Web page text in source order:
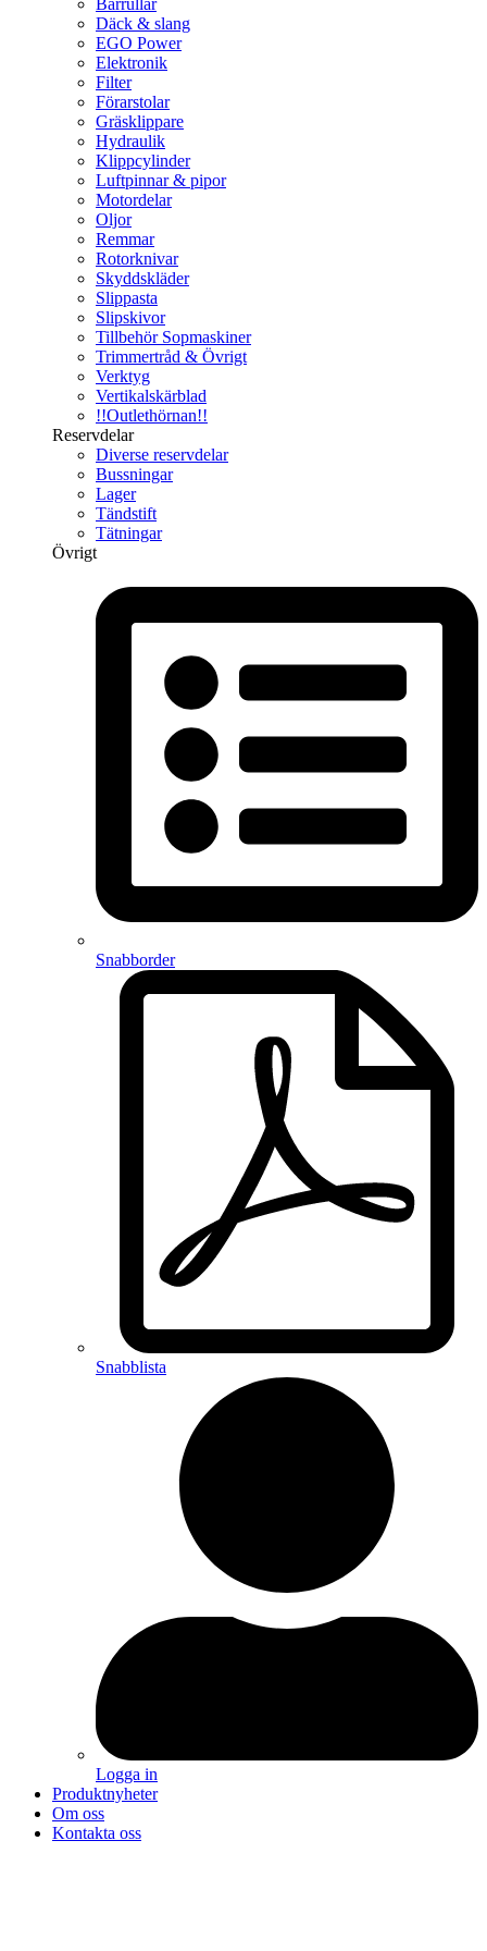
Bärrullar
Däck & slang
EGO Power
Elektronik
Filter
Förarstolar
Gräsklippare
Hydraulik
Klippcylinder
Luftpinnar & pipor
Motordelar
Oljor
Remmar
Rotorknivar
Skyddskläder
Slippasta
Slipskivor
Tillbehör Sopmaskiner
Trimmertråd & Övrigt
Verktyg
Vertikalskärblad
!!Outlethörnan!!
Reservdelar
Diverse reservdelar
Bussningar
Lager
Tändstift
Tätningar
Övrigt
Snabborder
Snabblista
Logga in
Produktnyheter
Om oss
Kontakta oss